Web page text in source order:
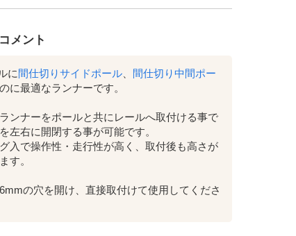
メント
に間仕切りサイドポール
間仕切り中間ポー
に最適なランナーです。
ンナーをポールと共にレールへ取付ける事で
左右に開閉する事が可能です。
入で操作性・走行性が高く、取付後も高さが
す。
の穴を開け、直接取付けて使用してくださ